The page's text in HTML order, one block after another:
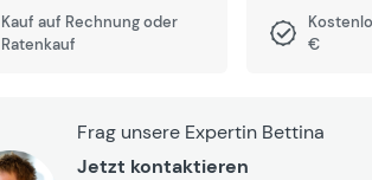
Kauf auf Rechnung oder
Ratenkauf
€
Frag unsere Expertin Bettina
Jetzt kontaktieren